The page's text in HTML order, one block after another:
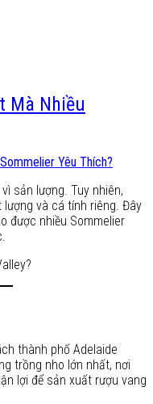
Mà Nhiều
sản lượng. Tuy nhiên,
và cá tính riêng. Đây
được nhiều Sommelier
thành phố Adelaide
trồng nho lớn nhất, nơi
lợi để sản xuất rượu vang